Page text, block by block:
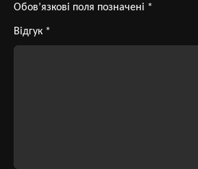
Обов’язкові поля позначені *
Відгук *